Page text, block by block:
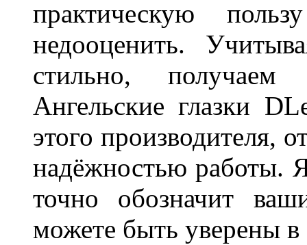
практическую
недооценить.
стильно,
Ангельские глазки
этого производителя,
надёжностью работы.
точно обозначит
можете быть уверены